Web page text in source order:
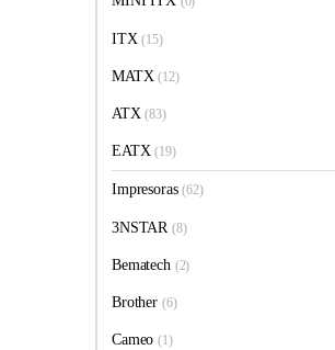
ITX(15)
MATX(12)
ATX(83)
EATX(19)
Impresoras(62)
3NSTAR(8)
Bematech (2)
Brother (6)
Cameo(1)